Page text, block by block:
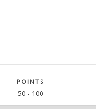
POINTS
50 - 100